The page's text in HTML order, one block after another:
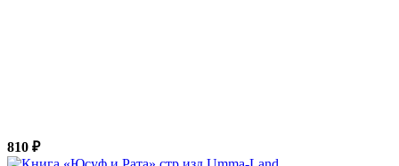
810 ₽